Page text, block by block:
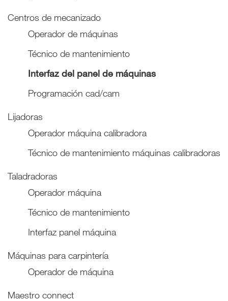
Centros de mecanizado
Operador de máquinas
Técnico de mantenimiento
Interfaz del panel de máquinas
Programación cad/cam
Lijadoras
Operador máquina calibradora
Técnico de mantenimiento máquinas calibradoras
Taladradoras
Operador máquina
Técnico de mantenimiento
Interfaz panel máquina
Máquinas para carpintería
Operador de máquina
Maestro connect